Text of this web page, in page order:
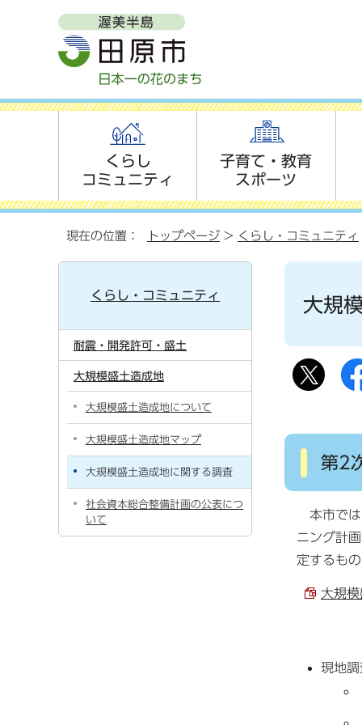
くらし
コミュニティ
子育て・教育
スポーツ
現在の位置： トップページ > くらし・コミュニティ
大規
第2
本市では
ニング計
定するも
大規
現地
くらし・コミュニティ
耐震・開発許可・盛土
大規模盛土造成地
大規模盛土造成地について
大規模盛土造成地マップ
大規模盛土造成地に関する調査
社会資本総合整備計画の公表につ
いて